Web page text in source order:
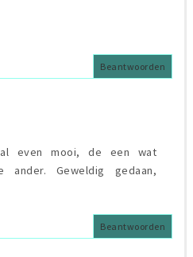
Beantwoorden
even mooi, de een wat
ander. Geweldig gedaan,
Beantwoorden